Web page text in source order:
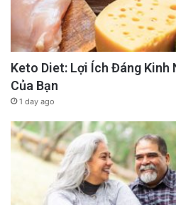
Keto Diet: Lợi Ích Đáng Kinh
Của Bạn
1 day ago